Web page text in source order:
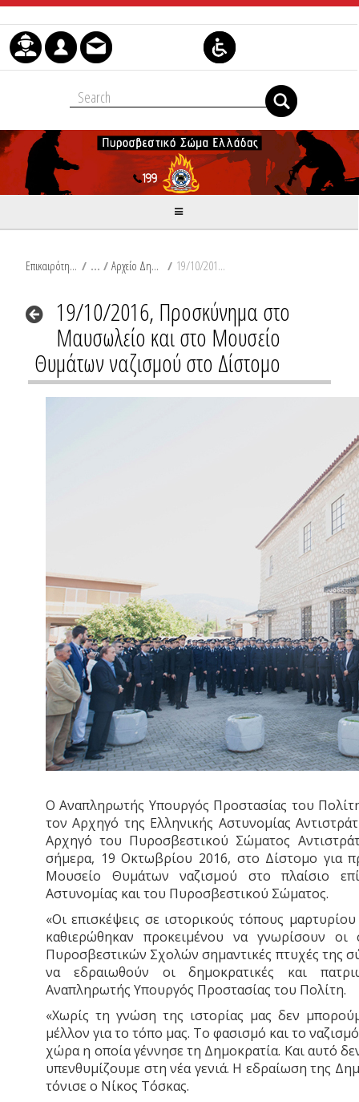
Μετάβαση στο περιεχόμενο
Επικαιρότητα / Αρχείο Δημοσιεύσεων / 19/10/2016, Προσκύνημα στο Μαυσωλείο και στο Μουσείο Θυμάτων ναζισμού στο Δίστομο
19/10/2016, Προσκύνημα στο
Μαυσωλείο και στο Μουσείο
Θυμάτων ναζισμού στο Δίστομο
Ο Αναπληρωτής Υπουργός Προστασίας του
τον Αρχηγό της Ελληνικής Αστυνομίας
Αρχηγό του Πυροσβεστικού Σώματος
σήμερα, 19 Οκτωβρίου 2016, στο Δίστομο για
Μουσείο Θυμάτων ναζισμού στο πλαίσιο
Αστυνομίας και του Πυροσβεστικού Σώματος.
«Οι επισκέψεις σε ιστορικούς τόπους
καθιερώθηκαν προκειμένου να γνωρίσουν
Πυροσβεστικών Σχολών σημαντικές πτυχές της
να εδραιωθούν οι δημοκρατικές και
Αναπληρωτής Υπουργός Προστασίας του Πολίτη.
«Χωρίς τη γνώση της ιστορίας μας δεν
μέλλον για το τόπο μας. Το φασισμό και το
χώρα η οποία γέννησε τη Δημοκρατία. Και αυτό
υπενθυμίζουμε στη νέα γενιά. Η εδραίωση της
τόνισε ο Νίκος Τόσκας.